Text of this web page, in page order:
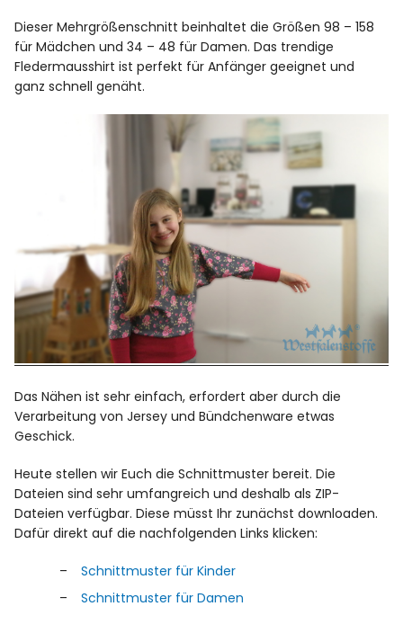
Dieser Mehrgrößenschnitt beinhaltet die Größen 98 – 158
für Mädchen und 34 – 48 für Damen. Das trendige
Fledermausshirt ist perfekt für Anfänger geeignet und
ganz schnell genäht.
Das Nähen ist sehr einfach, erfordert aber durch die
Verarbeitung von Jersey und Bündchenware etwas
Geschick.
Heute stellen wir Euch die Schnittmuster bereit. Die
Dateien sind sehr umfangreich und deshalb als ZIP-
Dateien verfügbar. Diese müsst Ihr zunächst downloaden.
Dafür direkt auf die nachfolgenden Links klicken:
Schnittmuster für Kinder
Schnittmuster für Damen